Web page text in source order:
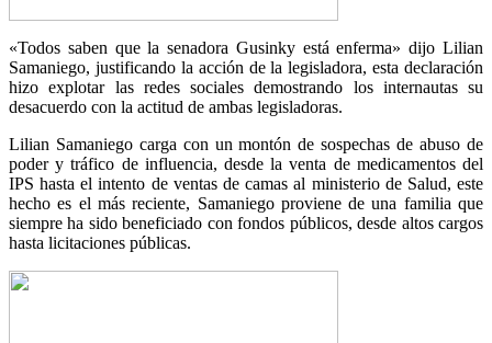
«Todos saben que la senadora Gusinky está enferma» dijo Lilian
Samaniego, justificando la acción de la legisladora, esta declaración
hizo explotar las redes sociales demostrando los internautas su
desacuerdo con la actitud de ambas legisladoras.
Lilian Samaniego carga con un montón de sospechas de abuso de
poder y tráfico de influencia, desde la venta de medicamentos del
IPS hasta el intento de ventas de camas al ministerio de Salud, este
hecho es el más reciente, Samaniego proviene de una familia que
siempre ha sido beneficiado con fondos públicos, desde altos cargos
hasta licitaciones públicas.